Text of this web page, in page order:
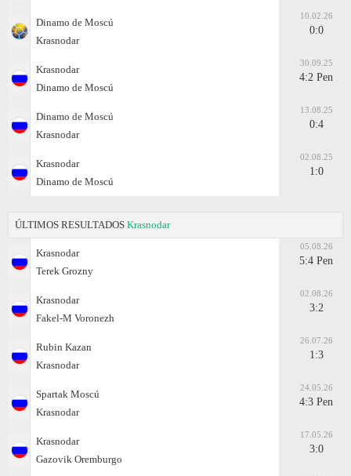
Dinamo de Moscú
Krasnodar
10.02.26
0:0
Krasnodar
Dinamo de Moscú
30.09.25
4:2 Pen
Dinamo de Moscú
Krasnodar
13.08.25
0:4
Krasnodar
Dinamo de Moscú
02.08.25
1:0
ÚLTIMOS RESULTADOS Krasnodar
Krasnodar
Terek Grozny
05.08.26
5:4 Pen
Krasnodar
Fakel-M Voronezh
02.08.26
3:2
Rubin Kazan
Krasnodar
26.07.26
1:3
Spartak Moscú
Krasnodar
24.05.26
4:3 Pen
Krasnodar
Gazovik Oremburgo
17.05.26
3:0